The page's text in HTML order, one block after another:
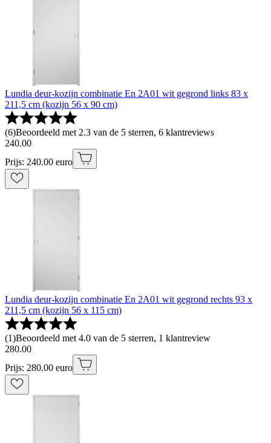
Lundia deur-kozijn combinatie En 2A01 wit gegrond links 83 x
211,5 cm (kozijn 56 x 90 cm)
(6)Beoordeeld met 2.3 van de 5 sterren, 6 klantreviews
240.00
Prijs: 240.00 euro
Lundia deur-kozijn combinatie En 2A01 wit gegrond rechts 93 x
211,5 cm (kozijn 56 x 115 cm)
(1)Beoordeeld met 4.0 van de 5 sterren, 1 klantreview
280.00
Prijs: 280.00 euro